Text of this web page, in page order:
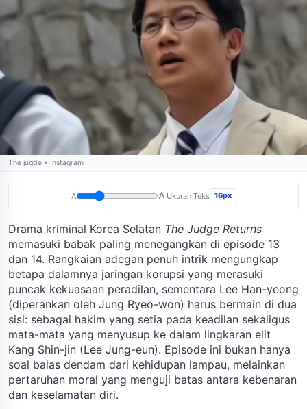
The jugde • Instagram
A A Ukuran Teks 16px
Drama kriminal Korea Selatan The Judge Returns
memasuki babak paling menegangkan di episode 13
dan 14. Rangkaian adegan penuh intrik mengungkap
betapa dalamnya jaringan korupsi yang merasuki
puncak kekuasaan peradilan, sementara Lee Han-yeong
(diperankan oleh Jung Ryeo-won) harus bermain di dua
sisi: sebagai hakim yang setia pada keadilan sekaligus
mata-mata yang menyusup ke dalam lingkaran elit
Kang Shin-jin (Lee Jung-eun). Episode ini bukan hanya
soal balas dendam dari kehidupan lampau, melainkan
pertaruhan moral yang menguji batas antara kebenaran
dan keselamatan diri.